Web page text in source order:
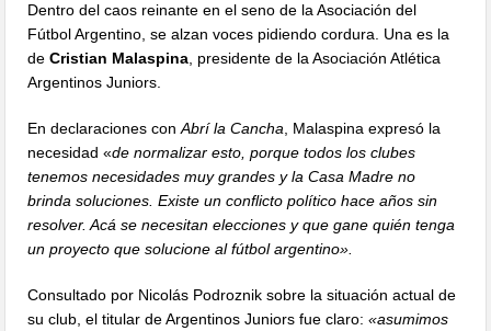
Dentro del caos reinante en el seno de la Asociación del
Fútbol Argentino, se alzan voces pidiendo cordura. Una es la
deCristian Malaspina , presidente de la Asociación Atlética
Argentinos Juniors.
En declaraciones conAbrí la Cancha , Malaspina expresó la
necesidad «de normalizar esto, porque todos los clubes
tenemos necesidades muy grandes y la Casa Madre no
brinda soluciones. Existe un conflicto político hace años sin
resolver. Acá se necesitan elecciones y que gane quién tenga
un proyecto que solucione al fútbol argentino».
Consultado por Nicolás Podroznik sobre la situación actual de
su club, el titular de Argentinos Juniors fue claro:«asumimos